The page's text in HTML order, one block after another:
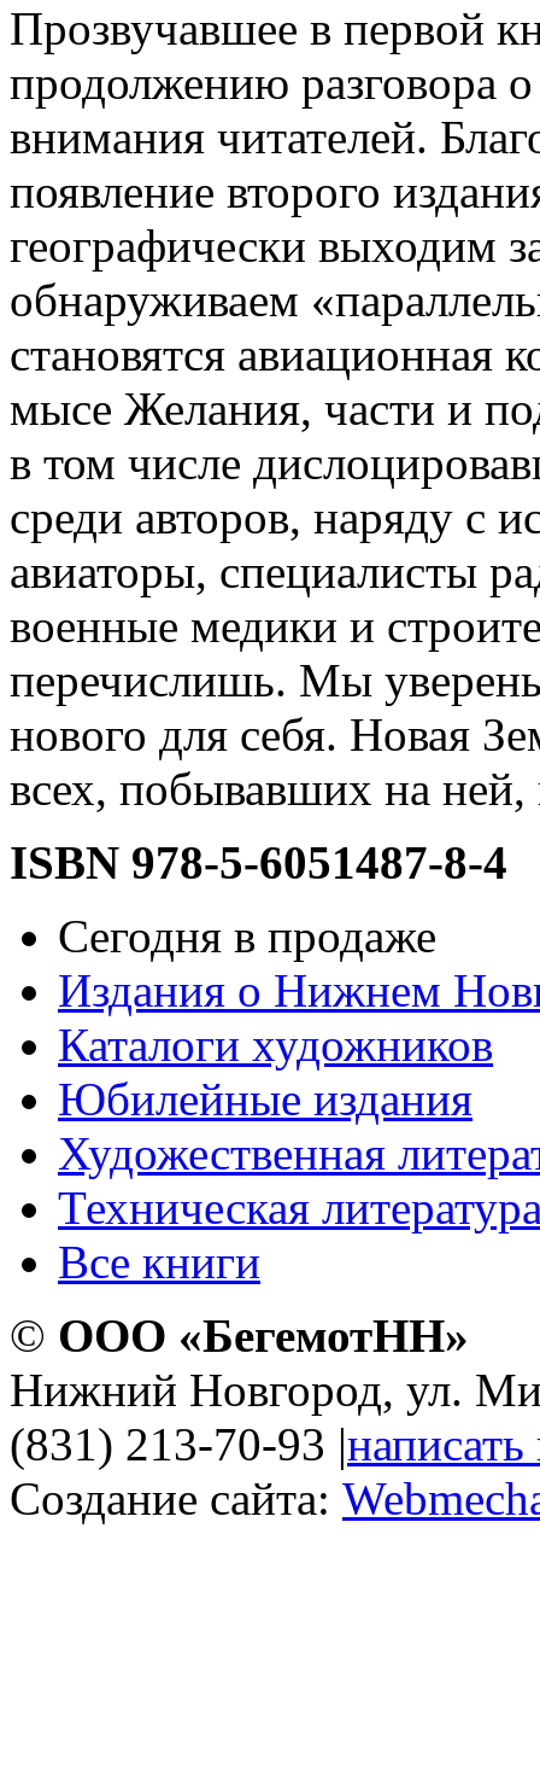
Прозвучавшее в первой
продолжению разговора
внимания читателей.
появление второго
географически выходим
обнаруживаем
становятся авиационная
мысе Желания, части и
в том числе
среди авторов, наряду с
авиаторы, специалисты
военные медики и
перечислишь. Мы
нового для себя. Новая
всех, побывавших на ней,
ISBN 978-5-6051487-8-4
Сегодня в продаже
Издания о Нижнем
Каталоги художников
Юбилейные издания
Художественная
Техническая
Все книги
© ООО «БегемотНН»
Нижний Новгород, ул.
(831) 213-70-93 |
Создание сайта: